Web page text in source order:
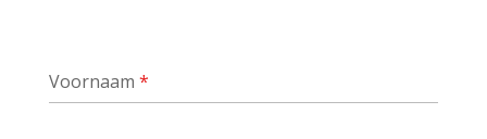
Voornaam *